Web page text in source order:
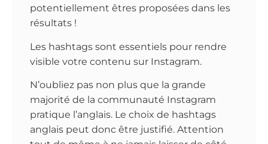
potentiellement êtres proposées dans les
résultats !
Les hashtags sont essentiels pour rendre
visible votre contenu sur Instagram.
N’oubliez pas non plus que la grande
majorité de la communauté Instagram
pratique l’anglais. Le choix de hashtags
anglais peut donc être justifié. Attention